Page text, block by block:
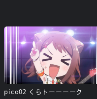
pico02 くらトーーーーク